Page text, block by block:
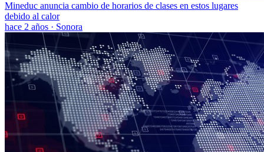
Mineduc anuncia cambio de horarios de clases en estos lugares
debido al calor
hace 2 años · Sonora